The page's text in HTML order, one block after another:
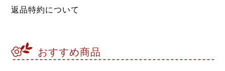
返品特約について
おすすめ商品